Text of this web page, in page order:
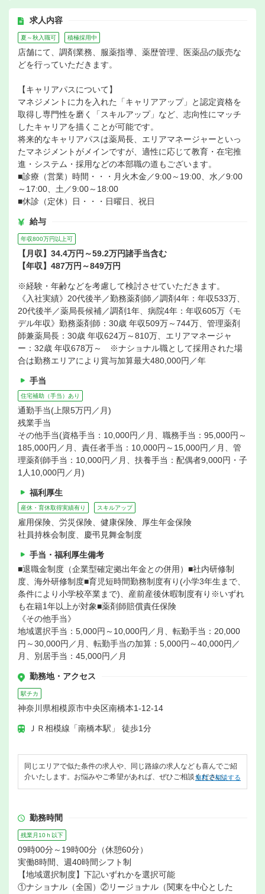
求人内容
夏～秋入職可 積極採用中
店舗にて、調剤業務、服薬指導、薬歴管理、医薬品の販売な
どを行っていただきます。
【キャリアパスについて】
マネジメントに力を入れた「キャリアアップ」と認定資格を
取得し専門性を磨く「スキルアップ」など、志向性にマッチ
したキャリアを描くことが可能です。
将来的なキャリアパスは薬局長、エリアマネージャーといっ
たマネジメントがメインですが、適性に応じて教育・在宅推
進・システム・採用などの本部職の道もございます。
■診療（営業）時間・・・月火木金／9:00～19:00、水／9:00
～17:00、土／9:00～18:00
■休診（定休）日・・・日曜日、祝日
給与
年収800万円以上可
【月収】34.4万円～59.2万円諸手当含む
【年収】487万円～849万円
※経験・年齢などを考慮して検討させていただきます。
《入社実績》20代後半／勤務薬剤師／調剤4年：年収533万、
20代後半／薬局長候補／調剤1年、病院4年：年収605万《モ
デル年収》勤務薬剤師：30歳 年収509万～744万、管理薬剤
師兼薬局長：30歳 年収624万～810万、エリアマネージャ
ー：32歳 年収678万～ ※ナショナル職として採用された場
合は勤務エリアにより賞与加算最大480,000円／年
手当
住宅補助（手当）あり
通勤手当(上限5万円／月)
残業手当
その他手当(資格手当：10,000円／月、職務手当：95,000円～
185,000円／月、責任者手当：10,000円～15,000円／月、管
理薬剤師手当：10,000円／月、扶養手当：配偶者9,000円・子
1人10,000円／月)
福利厚生
産休・育休取得実績有り スキルアップ
雇用保険、労災保険、健康保険、厚生年金保険
社員持株会制度、慶弔見舞金制度
手当・福利厚生備考
■退職金制度（企業型確定拠出年金との併用）■社内研修制
度、海外研修制度■育児短時間勤務制度有り(小学3年生まで、
条件により小学校卒業まで)、産前産後休暇制度有り※いずれ
も在籍1年以上が対象■薬剤師賠償責任保険
《その他手当》
地域選択手当：5,000円～10,000円／月、転勤手当：20,000
円～30,000円／月、転勤手当の加算：5,000円～40,000円／
月、別居手当：45,000円／月
勤務地・アクセス
駅チカ
神奈川県相模原市中央区南橋本1-12-14
ＪＲ相模線「南橋本駅」 徒歩1分
同じエリアで似た条件の求人や、同じ路線の求人なども喜んでご紹
介いたします。お悩みやご希望があれば、ぜひご相談ください。
無料で相談する
勤務時間
残業月10ｈ以下
09時00分～19時00分（休憩60分）
実働8時間、週40時間シフト制
【地域選択制度】下記いずれかを選択可能
①ナショナル（全国）②リージョナル（関東を中心とした